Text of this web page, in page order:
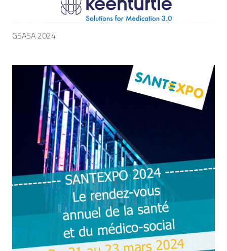
GSASA 2024